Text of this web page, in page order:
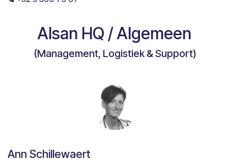
Alsan HQ / Algemeen
(Management, Logistiek & Support)
Ann Schillewaert